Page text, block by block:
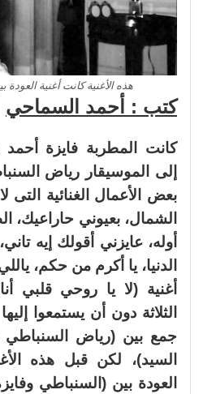
هذه الأغنية كانت أغنية
كتب : أحمد السماحي
كانت المطربة فايزة
إلى الموسيقار رياض
بعض الأعمال الغنائية
الشمال، بعيوني حاراعيك،
أوله، عايزني أقولك إيه
الدنيا، يا أكرم من حكم،
أغنية (لا يا روحي قلبي
الثلاثة دون أن يستمعوا
جمع بين (رياض
السيد)، لكن قبل هذه
العودة بين (السنباطي